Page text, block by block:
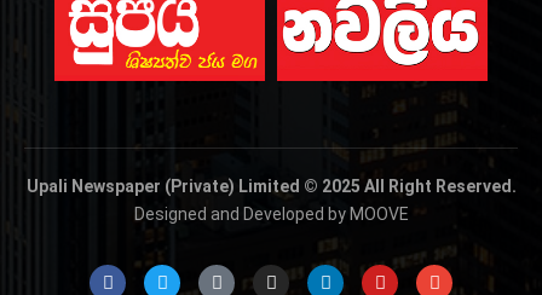
Upali Newspaper (Private) Limited © 2025 All Right Reserved.
Designed and Developed by MOOVE